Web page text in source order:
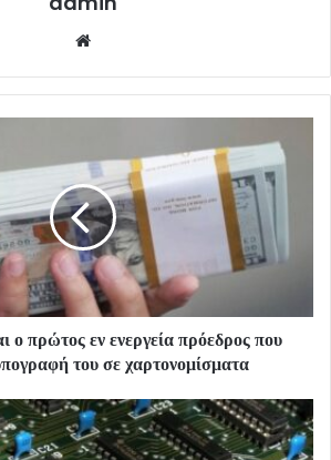
ο πρώτος εν ενεργεία πρόεδρος που
του σε χαρτονομίσματα